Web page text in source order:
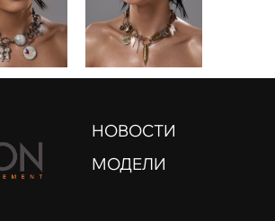
НОВОСТИ
МОДЕЛИ